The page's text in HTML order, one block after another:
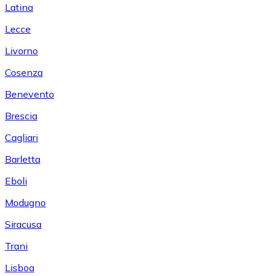
Latina
Lecce
Livorno
Cosenza
Benevento
Brescia
Cagliari
Barletta
Eboli
Modugno
Siracusa
Trani
Lisboa